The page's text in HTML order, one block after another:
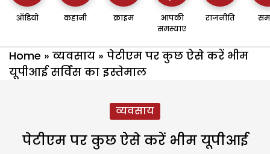
ऑडियो कहानी क्राइम
आपकी
समस्याएं
राजनीति
Home » व्यवसाय » पेटीएम पर कुछ ऐसे करें भीम
यूपीआई सर्विस का इस्तेमाल
व्यवसाय
पेटीएम पर कुछ ऐसे करें भीम यूपीआई